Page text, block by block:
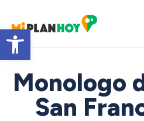
Abrir barra de herramientas
Monologo
San